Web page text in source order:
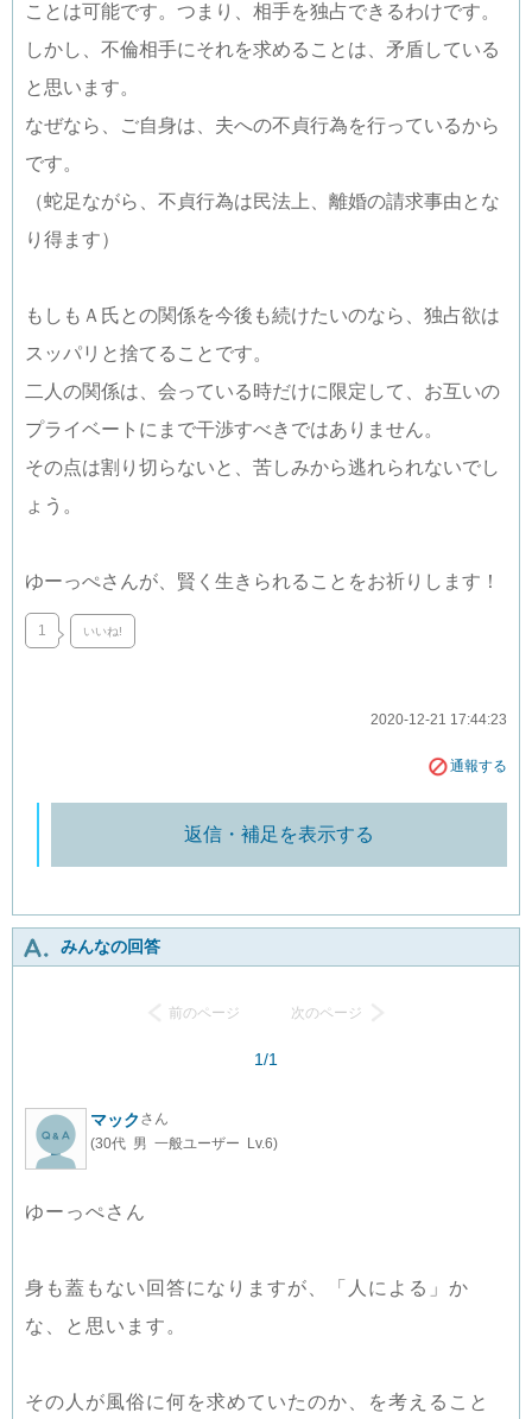
ことは可能です。つまり、相手を独占できるわけです。
しかし、不倫相手にそれを求めることは、矛盾している
と思います。
なぜなら、ご自身は、夫への不貞行為を行っているから
です。
（蛇足ながら、不貞行為は民法上、離婚の請求事由とな
り得ます）
もしもＡ氏との関係を今後も続けたいのなら、独占欲は
スッパリと捨てることです。
二人の関係は、会っている時だけに限定して、お互いの
プライベートにまで干渉すべきではありません。
その点は割り切らないと、苦しみから逃れられないでし
ょう。
ゆーっぺさんが、賢く生きられることをお祈りします！
1 いいね!
2020-12-21 17:44:23
通報する
返信・補足を表示する
みんなの回答
前のページ 次のページ
1/1
マック さん
(30代 男 一般ユーザー Lv.6)
ゆーっぺさん
身も蓋もない回答になりますが、「人による」か
な、と思います。
その人が風俗に何を求めていたのか、を考えること